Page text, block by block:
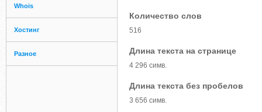
Whois
Хостинг
Разное
Количество слов
516
Длина текста на странице
4 296 симв.
Длина текста без пробелов
3 656 симв.